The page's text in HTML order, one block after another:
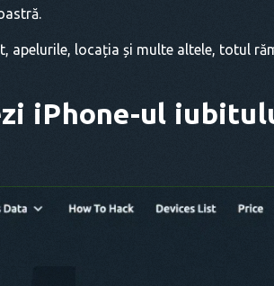
apelurile, locația și multe altele, totul
iPhone-ul